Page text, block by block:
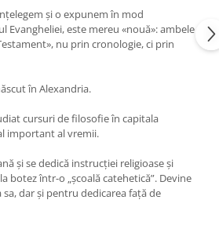
și o expunem în mod
Evangheliei, este mereu «nouă»: ambele
nu prin cronologie, ci prin
în Alexandria.
cursuri de filosofie în capitala
important al vremii.
și se dedică instrucției religioase și
botez într-o „școală catehetică”. Devine
dar și pentru dedicarea față de